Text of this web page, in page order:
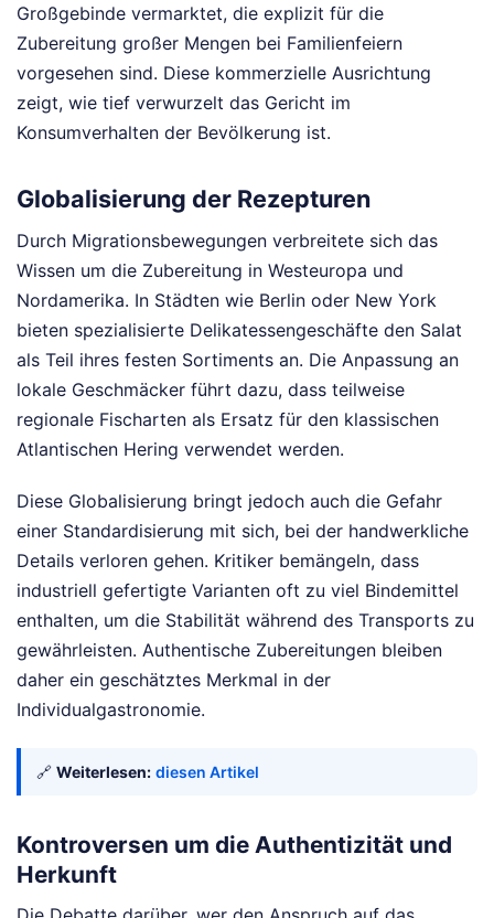
Großgebinde vermarktet, die explizit für die
Zubereitung großer Mengen bei Familienfeiern
vorgesehen sind. Diese kommerzielle Ausrichtung
zeigt, wie tief verwurzelt das Gericht im
Konsumverhalten der Bevölkerung ist.
Globalisierung der Rezepturen
Durch Migrationsbewegungen verbreitete sich das
Wissen um die Zubereitung in Westeuropa und
Nordamerika. In Städten wie Berlin oder New York
bieten spezialisierte Delikatessengeschäfte den Salat
als Teil ihres festen Sortiments an. Die Anpassung an
lokale Geschmäcker führt dazu, dass teilweise
regionale Fischarten als Ersatz für den klassischen
Atlantischen Hering verwendet werden.
Diese Globalisierung bringt jedoch auch die Gefahr
einer Standardisierung mit sich, bei der handwerkliche
Details verloren gehen. Kritiker bemängeln, dass
industriell gefertigte Varianten oft zu viel Bindemittel
enthalten, um die Stabilität während des Transports zu
gewährleisten. Authentische Zubereitungen bleiben
daher ein geschätztes Merkmal in der
Individualgastronomie.
🔗 Weiterlesen: diesen Artikel
Kontroversen um die Authentizität und
Herkunft